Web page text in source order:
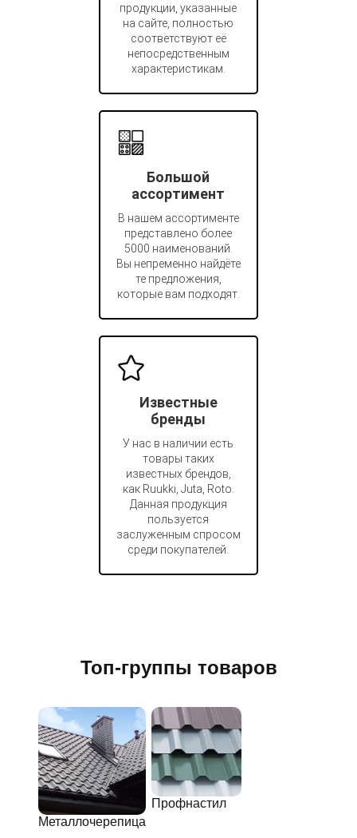
продукции, указанные
на сайте, полностью
соответствуют её
непосредственным
характеристикам.
Большой
ассортимент
В нашем ассортименте
представлено более
5000 наименований.
Вы непременно найдёте
те предложения,
которые вам подходят.
Известные
бренды
У нас в наличии есть
товары таких
известных брендов,
как Ruukki, Juta, Roto.
Данная продукция
пользуется
заслуженным спросом
среди покупателей.
Топ-группы товаров
Металлочерепица
Профнастил